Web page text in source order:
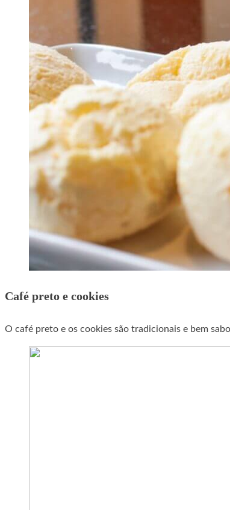
Café preto e cookies
O café preto e os cookies são tradicionais e bem